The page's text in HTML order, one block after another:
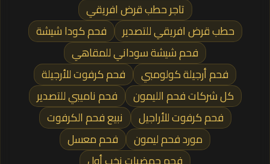
تاجر حطب قرض افريقي
حطب قرض افريقي للتصدير
فحم كودا شيشة
فحم شيشة سوداني للمقاهي
فحم أرجيلة كولومبي
فحم كرفوت للأرجيلة
كل شركات فحم الليمون
فحم ناميبي للتصدير
فحم كرفوت للأراجيل
نبيع فحم الكرفوت
مورد فحم ليمون
فحم معسل